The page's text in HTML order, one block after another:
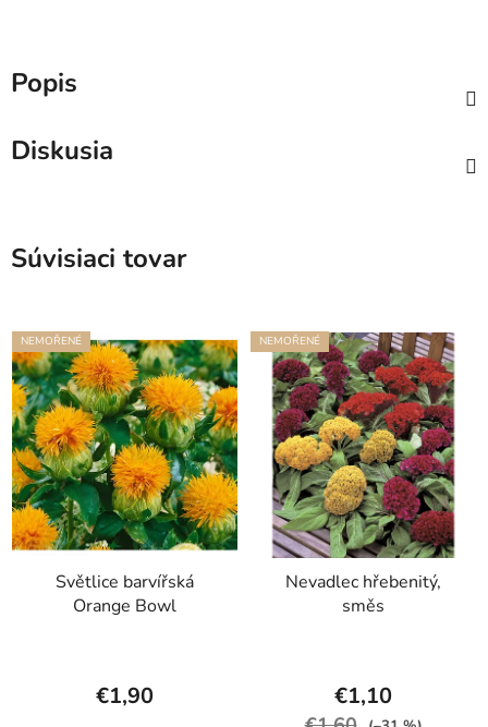
Popis
Diskusia
Súvisiaci tovar
NEMOŘENÉ
Světlice barvířská
Orange Bowl
€1,90
NEMOŘENÉ
Nevadlec hřebenitý,
směs
€1,10